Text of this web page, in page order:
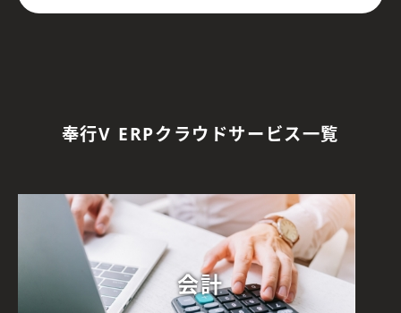
奉行V ERPクラウドサービス一覧
会計